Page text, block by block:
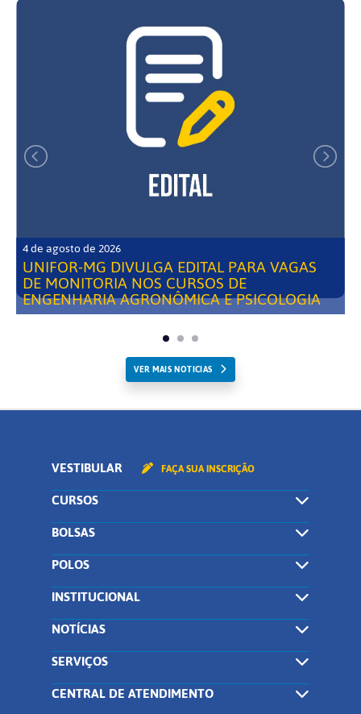
4 de agosto de 2026
UNIFOR-MG DIVULGA EDITAL PARA VAGAS
DE MONITORIA NOS CURSOS DE
ENGENHARIA AGRONÔMICA E PSICOLOGIA
VER MAIS NOTICIAS
VESTIBULAR FAÇA SUA INSCRIÇÃO
CURSOS
BOLSAS
POLOS
INSTITUCIONAL
NOTÍCIAS
SERVIÇOS
CENTRAL DE ATENDIMENTO